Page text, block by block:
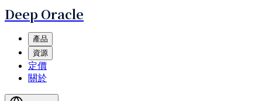
Deep Oracle
產品
資源
定價
關於